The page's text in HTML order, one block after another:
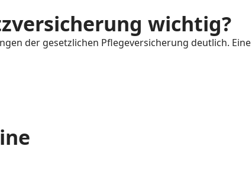
wichtig?
der gesetzlichen Pflegeversicherung deutlich. Eine